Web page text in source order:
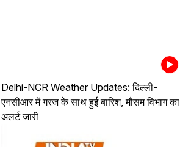
Delhi-NCR Weather Updates: दिल्ली-
एनसीआर में गरज के साथ हुई बारिश, मौसम विभाग का
अलर्ट जारी